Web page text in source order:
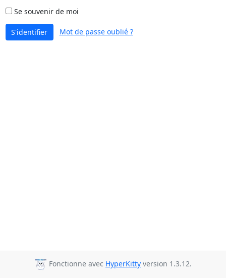
Se souvenir de moi
S'identifier Mot de passe oublié ?
Fonctionne avec HyperKitty version 1.3.12.